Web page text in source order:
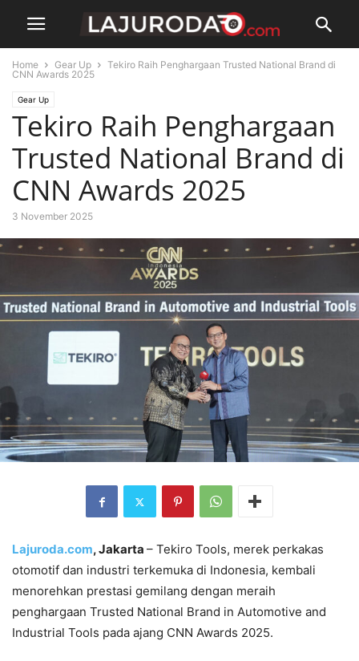
Home Gear Up
Tekiro Raih Penghargaan Trusted National Brand di
CNN Awards 2025
Gear Up
Tekiro Raih Penghargaan
Trusted National Brand di
CNN Awards 2025
3 November 2025
Lajuroda.com, Jakarta – Tekiro Tools, merek perkakas
otomotif dan industri terkemuka di Indonesia, kembali
menorehkan prestasi gemilang dengan meraih
penghargaan Trusted National Brand in Automotive and
Industrial Tools pada ajang CNN Awards 2025.